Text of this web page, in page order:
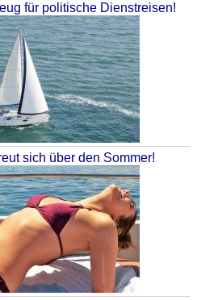
für politische Dienstreisen!
sich über den Sommer!